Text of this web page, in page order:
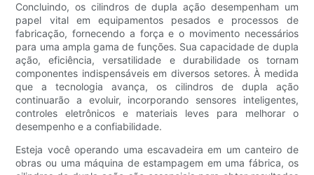
Concluindo, os cilindros de dupla ação desempenham um
papel vital em equipamentos pesados ​​e processos de
fabricação, fornecendo a força e o movimento necessários
para uma ampla gama de funções. Sua capacidade de dupla
ação, eficiência, versatilidade e durabilidade os tornam
componentes indispensáveis ​​em diversos setores. À medida
que a tecnologia avança, os cilindros de dupla ação
continuarão a evoluir, incorporando sensores inteligentes,
controles eletrônicos e materiais leves para melhorar o
desempenho e a confiabilidade.
Esteja você operando uma escavadeira em um canteiro de
obras ou uma máquina de estampagem em uma fábrica, os